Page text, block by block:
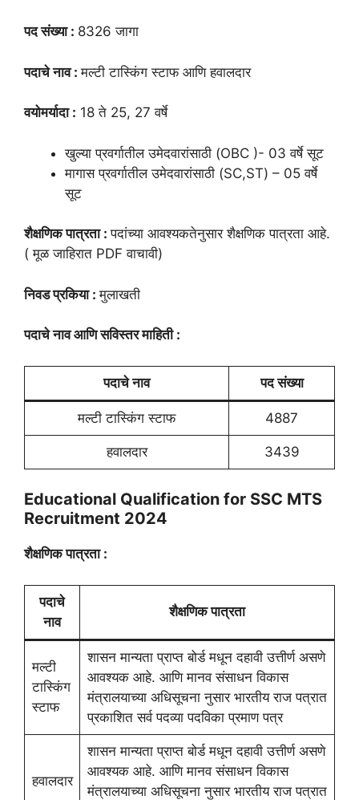
पद संख्या : 8326 जागा
पदाचे नाव :मल्टी टास्किंग स्टाफ आणि हवालदार
वयोमर्यादा : 18 ते 25, 27 वर्षे
खुल्या प्रवर्गातील उमेदवारांसाठी (OBC )- 03 वर्षे सूट
मागास प्रवर्गातील उमेदवारांसाठी (SC,ST) – 05 वर्षे
सूट
शैक्षणिक पात्रता :पदांच्या आवश्यकतेनुसार शैक्षणिक पात्रता आहे.
( मूळ जाहिरात PDF वाचावी)
निवड प्रकिया :मुलाखती
पदाचे नाव आणि सविस्तर माहिती :
पदाचे नाव पद संख्या
मल्टी टास्किंग स्टाफ 4887
हवालदार 3439
Educational Qualification for SSC MTS
Recruitment 2024
शैक्षणिक पात्रता :
पदाचे
नाव
शैक्षणिक पात्रता
मल्टी
टास्किंग
स्टाफ
शासन मान्यता प्राप्त बोर्ड मधून दहावी उत्तीर्ण असणे
आवश्यक आहे. आणि मानव संसाधन विकास
मंत्रालयाच्या अधिसूचना नुसार भारतीय राज पत्रात
प्रकाशित सर्व पदव्या पदविका प्रमाण पत्र
हवालदार
शासन मान्यता प्राप्त बोर्ड मधून दहावी उत्तीर्ण असणे
आवश्यक आहे. आणि मानव संसाधन विकास
मंत्रालयाच्या अधिसूचना नुसार भारतीय राज पत्रात